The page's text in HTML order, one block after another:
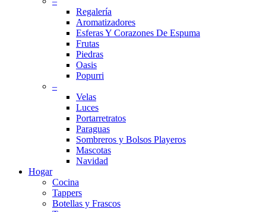
Regalería
Aromatizadores
Esferas Y Corazones De Espuma
Frutas
Piedras
Oasis
Popurri
–
Velas
Luces
Portarretratos
Paraguas
Sombreros y Bolsos Playeros
Mascotas
Navidad
Hogar
Cocina
Tappers
Botellas y Frascos